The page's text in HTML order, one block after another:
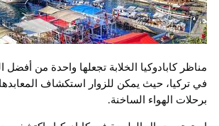
مناظر كابادوكيا الخلابة تجعلها واحدة من أفضل
في تركيا، حيث يمكن للزوار استكشاف
برحلات الهواء الساخنة.